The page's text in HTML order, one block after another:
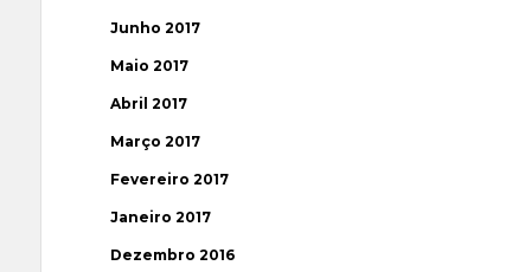
Junho 2017
Maio 2017
Abril 2017
Março 2017
Fevereiro 2017
Janeiro 2017
Dezembro 2016